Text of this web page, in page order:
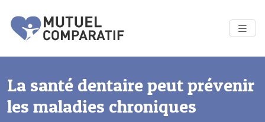
La santé dentaire peut prévenir
les maladies chroniques